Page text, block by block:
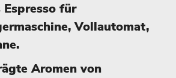
Espresso für
Vollautomat,
Aromen von